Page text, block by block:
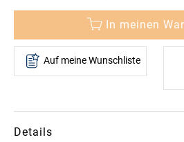
In meinen
Auf meine Wunschliste
Details